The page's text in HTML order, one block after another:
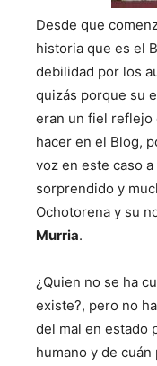
Desde que
historia que es el
debilidad por los
quizás porque su
eran un fiel reflejo
hacer en el Blog,
voz en este caso
sorprendido y
Ochotorena y su
Murria.
¿Quien no se ha
existe?, pero no
del mal en estado
humano y de